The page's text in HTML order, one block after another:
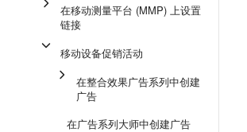
在移动测量平台 (MMP) 上设置
链接
移动设备促销活动
在整合效果广告系列中创建
广告
在广告系列大师中创建广告